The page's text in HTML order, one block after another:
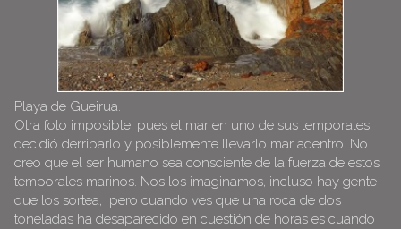
Playa de Gueirua.
Otra foto imposible! pues el mar en uno de sus temporales
decidió derribarlo y posiblemente llevarlo mar adentro. No
creo que el ser humano sea consciente de la fuerza de estos
temporales marinos. Nos los imaginamos, incluso hay gente
que los sortea, pero cuando ves que una roca de dos
toneladas ha desaparecido en cuestión de horas es cuando